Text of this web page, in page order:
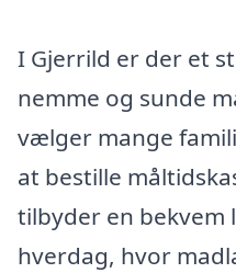
I Gjerrild er der et
nemme og sunde
vælger mange
at bestille
tilbyder en bekvem
hverdag, hvor